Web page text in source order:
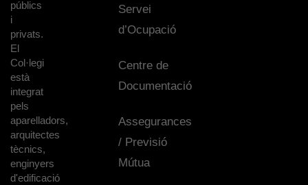
públics
i
privats.
El
Col·legi
està
integrat
pels
aparelladors,
arquitectes
tècnics,
enginyers
d'edificació
Servei
d’Ocupació
Centre de
Documentació
Assegurances
/ Previsió
Mútua